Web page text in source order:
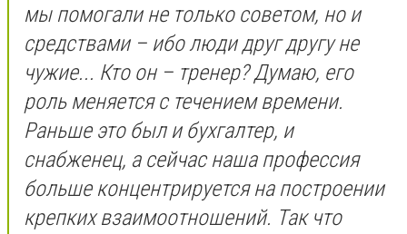
мы помогали не только советом, но и
средствами – ибо люди друг другу не
чужие... Кто он – тренер? Думаю, его
роль меняется с течением времени.
Раньше это был и бухгалтер, и
снабженец, а сейчас наша профессия
больше концентрируется на построении
крепких взаимоотношений. Так что